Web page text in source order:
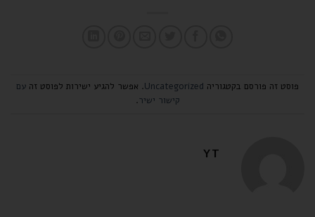
פוסט זה פורסם בקטגוריה Uncategorized. אפשר להגיע ישירות לפוסט זה עם
קישור ישיר.
YT